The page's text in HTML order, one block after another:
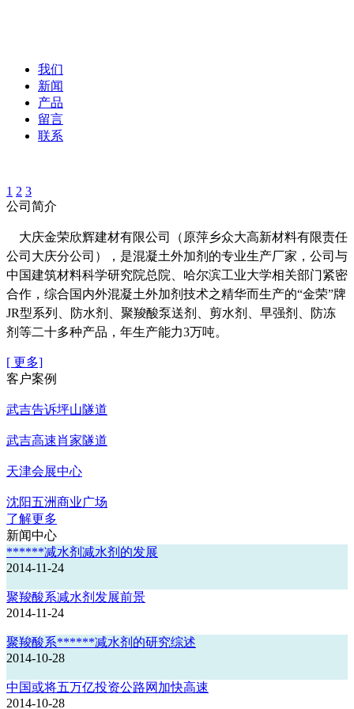
我们
新闻
产品
留言
联系
1 2 3
公司简介
大庆金荣欣辉建材有限公司（原萍乡众大高新材料有限责任
公司大庆分公司），是混凝土外加剂的专业生产厂家，公司与
中国建筑材料科学研究院总院、哈尔滨工业大学相关部门紧密
合作，综合国内外混凝土外加剂技术之精华而生产的“金荣”牌
JR型系列、防水剂、聚羧酸泵送剂、剪水剂、早强剂、防冻
剂等二十多种产品，年生产能力3万吨。
[ 更多]
客户案例
武吉告诉坪山隧道
武吉高速肖家隧道
天津会展中心
沈阳五洲商业广场
了解更多
新闻中心
******减水剂减水剂的发展
2014-11-24
聚羧酸系减水剂发展前景
2014-11-24
聚羧酸系******减水剂的研究综述
2014-10-28
中国或将五万亿投资公路网加快高速
2014-10-28